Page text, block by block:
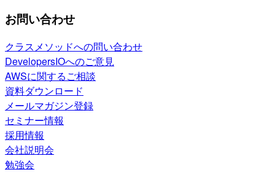
お問い合わせ
クラスメソッドへの問い合わせ
DevelopersIOへのご意見
AWSに関するご相談
資料ダウンロード
メールマガジン登録
セミナー情報
採用情報
会社説明会
勉強会